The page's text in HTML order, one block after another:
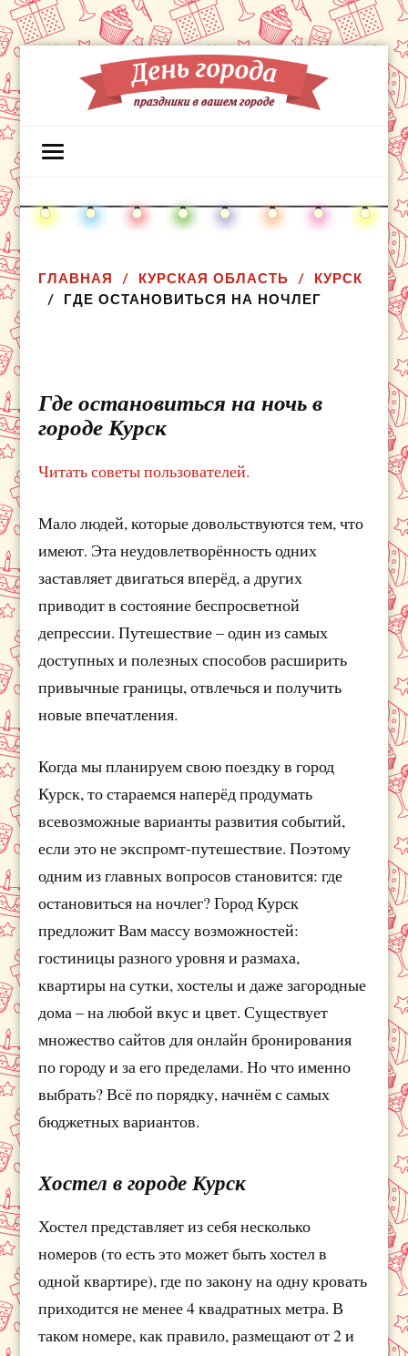
ГЛАВНАЯ КУРСКАЯ ОБЛАСТЬ
КУРСК
ГДЕ ОСТАНОВИТЬСЯ НА НОЧЛЕГ
Где остановиться на ночь в
городе Курск
Читать советы пользователей.
Мало людей, которые довольствуются тем, что
имеют. Эта неудовлетворённость одних
заставляет двигаться вперёд, а других
приводит в состояние беспросветной
депрессии. Путешествие – один из самых
доступных и полезных способов расширить
привычные границы, отвлечься и получить
новые впечатления.
Когда мы планируем свою поездку в город
Курск, то стараемся наперёд продумать
всевозможные варианты развития событий,
если это не экспромт-путешествие. Поэтому
одним из главных вопросов становится: где
остановиться на ночлег? Город Курск
предложит Вам массу возможностей:
гостиницы разного уровня и размаха,
квартиры на сутки, хостелы и даже загородные
дома – на любой вкус и цвет. Существует
множество сайтов для онлайн бронирования
по городу и за его пределами. Но что именно
выбрать? Всё по порядку, начнём с самых
бюджетных вариантов.
Хостел в городе Курск
Хостел представляет из себя несколько
номеров (то есть это может быть хостел в
одной квартире), где по закону на одну кровать
приходится не менее 4 квадратных метра. В
таком номере, как правило, размещают от 2 и